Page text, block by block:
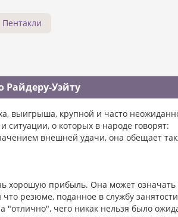
Пентакли
Райдеру-Уэйту
выигрыша, крупной и часто
о которых в народе говорят:
внешней удачи, она обещает
хорошую прибыль. Она может означать
резюме, поданное в службу
чего никак нельзя было